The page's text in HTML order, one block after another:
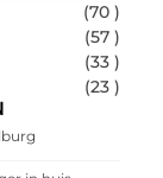
(70 )
(57 )
(33 )
(23 )